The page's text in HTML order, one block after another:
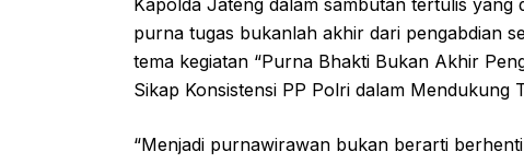
Kapolda Jateng dalam sambutan tertulis
purna tugas bukanlah akhir dari pengabdian
tema kegiatan “Purna Bhakti Bukan Akhir
Sikap Konsistensi PP Polri dalam Mendukung
“Menjadi purnawirawan bukan berarti